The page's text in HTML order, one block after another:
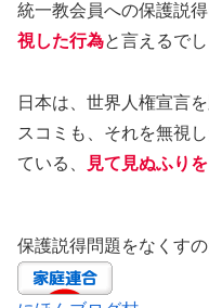
統一教会員への保護説得
視した行為と言えるでし
日本は、世界人権宣言
スコミも、それを無視
ている、
見て見ぬふり
保護説得問題をなくす